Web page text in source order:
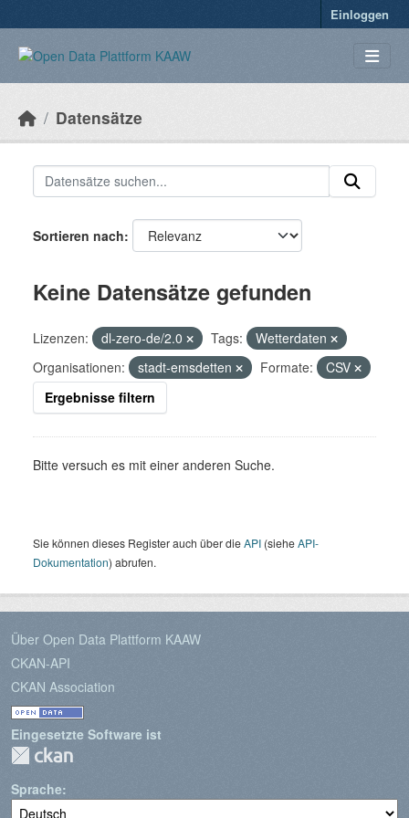
Einloggen
Datensätze
Sortieren nach
Keine Datensätze gefunden
Lizenzen: dl-zero-de/2.0 Tags:
Wetterdaten
Organisationen:
stadt-emsdetten Formate:
CSV
Ergebnisse filtern
Bitte versuch es mit einer anderen Suche.
Sie können dieses Register auch über dieAPI (sieheAPI-
Dokumentation) abrufen.
Über Open Data Plattform KAAW
CKAN-API
CKAN Association
Eingesetzte Software ist
Sprache